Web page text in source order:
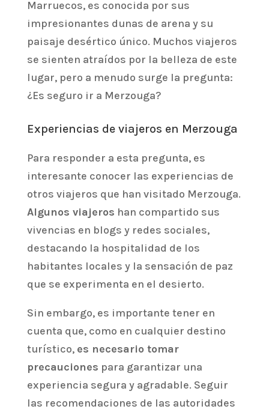
Marruecos, es conocida por sus
impresionantes dunas de arena y su
paisaje desértico único. Muchos viajeros
se sienten atraídos por la belleza de este
lugar, pero a menudo surge la pregunta:
¿Es seguro ir a Merzouga?
Experiencias de viajeros en Merzouga
Para responder a esta pregunta, es
interesante conocer las experiencias de
otros viajeros que han visitado Merzouga.
Algunos viajeros han compartido sus
vivencias en blogs y redes sociales,
destacando la hospitalidad de los
habitantes locales y la sensación de paz
que se experimenta en el desierto.
Sin embargo, es importante tener en
cuenta que, como en cualquier destino
turístico, es necesario tomar
precauciones para garantizar una
experiencia segura y agradable. Seguir
las recomendaciones de las autoridades